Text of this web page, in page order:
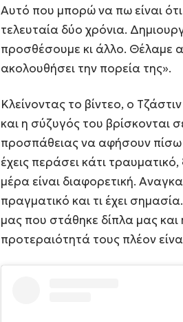
Αυτό που μπορώ να πω είναι
τελευταία δύο χρόνια.
προσθέσουμε κι άλλο. Θέλαμε
ακολουθήσει την πορεία της».
Κλείνοντας το βίντεο, ο
και η σύζυγός του βρίσκονται
προσπάθειας να αφήσουν
έχεις περάσει κάτι
μέρα είναι διαφορετική.
πραγματικό και τι έχει
μας που στάθηκε δίπλα μας
προτεραιότητά τους πλέον